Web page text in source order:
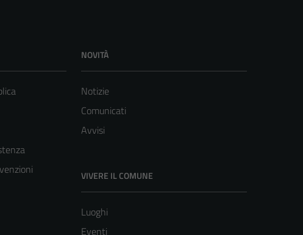
NOVITÀ
Notizie
Comunicati
Avvisi
VIVERE IL COMUNE
Luoghi
Eventi